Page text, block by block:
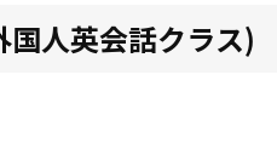
人英会話クラス)